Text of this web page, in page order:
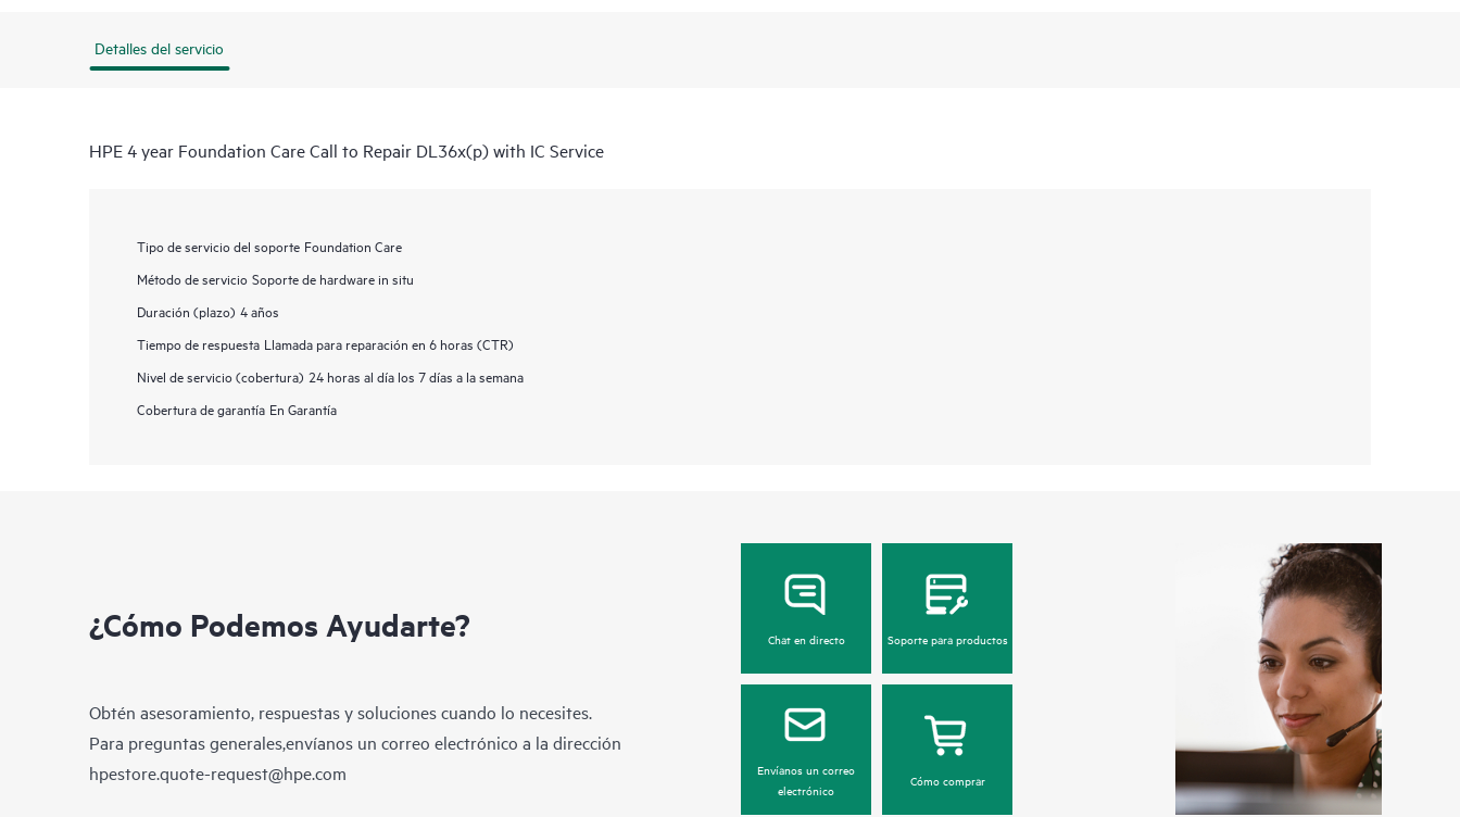
Detalles del servicio
HPE 4 year Foundation Care Call to Repair DL36x(p) with IC Service
Tipo de servicio del soporte Foundation Care
Método de servicio Soporte de hardware in situ
Duración (plazo) 4 años
Tiempo de respuesta Llamada para reparación en 6 horas (CTR)
Nivel de servicio (cobertura) 24 horas al día los 7 días a la semana
Cobertura de garantía En Garantía
¿Cómo Podemos Ayudarte?
Obtén asesoramiento, respuestas y soluciones cuando lo necesites.
Para preguntas generales,envíanos un correo electrónico a la dirección
hpestore.quote-request@hpe.com
Chat en directo Soporte para productos
Envíanos un correo
electrónico
Cómo comprar